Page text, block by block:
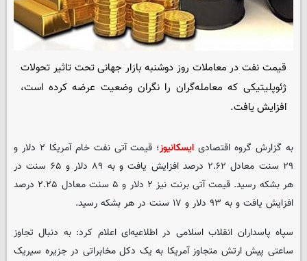
قیمت نفت در معاملات روز دوشنبه بازار جهانی تحت تاثیر تحولات
ژئوپلیتیکی که معامله‌گران را نگران وضعیت عرضه کرده است،
افزایش یافت.
به گزارش گروه اقتصادی ایسکانیوز
؛ قیمت آتی نفت خام آمریکا ۲ دلار و
۲۹ سنت معادل ۲.۶۲ درصد افزایش یافت و به ۸۹ دلار و ۶۵ سنت در
هر بشکه رسید. قیمت آتی برنت نیز ۲ دلار و ۵ سنت معادل ۲.۲۵ درصد
افزایش یافت و به ۹۳ دلار و ۱۷ سنت در هر بشکه رسید.
سپاه پاسداران انقلاب اسلامی در اطلاعیه‌ای اعلام کرد: به دنبال تجاوز
ساعتی پیش ارتش متجاوز آمریکا به یک دکل مخابراتی در جزیره سیریک